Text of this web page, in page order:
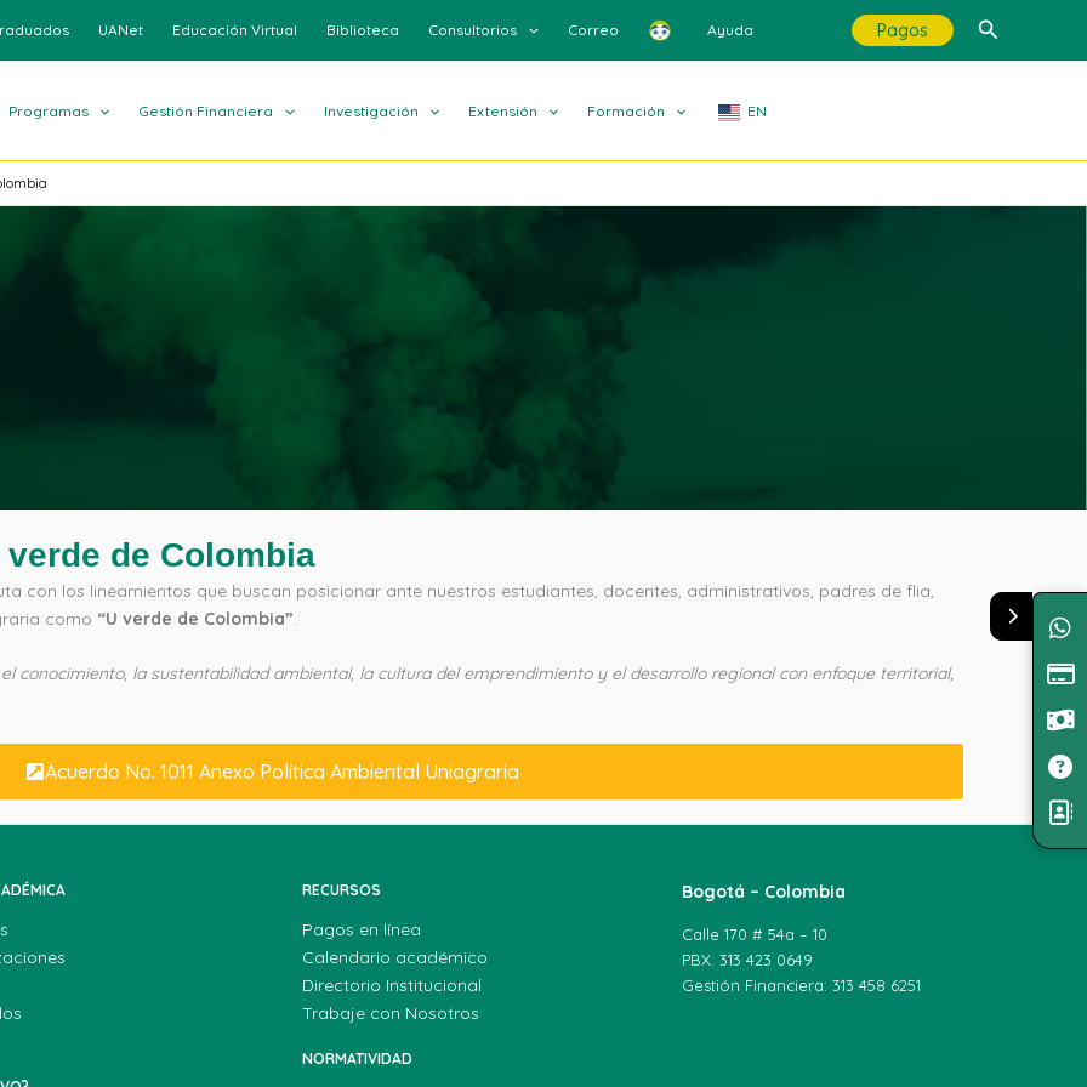
UANet Educación Virtual Biblioteca Consultorios Correo Ayuda Pagos Buscar
Programas Gestión Financiera Investigación Extensión Formación EN
de Colombia
con los lineamientos que buscan posicionar ante nuestros estudiantes, docentes, administrativos, padres de flia,
como “U verde de Colombia”.
conocimiento, la sustentabilidad ambiental, la cultura del emprendimiento y el desarrollo regional con enfoque territorial,
Acuerdo No. 1011 Anexo Política Ambiental Uniagraria
RECURSOS
Pagos en línea
Calendario académico
Directorio Institucional
Trabaje con Nosotros
NORMATIVIDAD
Bogotá – Colombia
Calle 170 # 54a – 10
PBX: 313 423 0649
Gestión Financiera: 313 458 6251